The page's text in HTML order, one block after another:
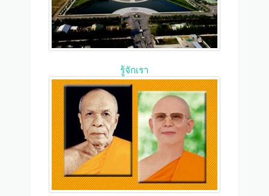
รู้จักเรา